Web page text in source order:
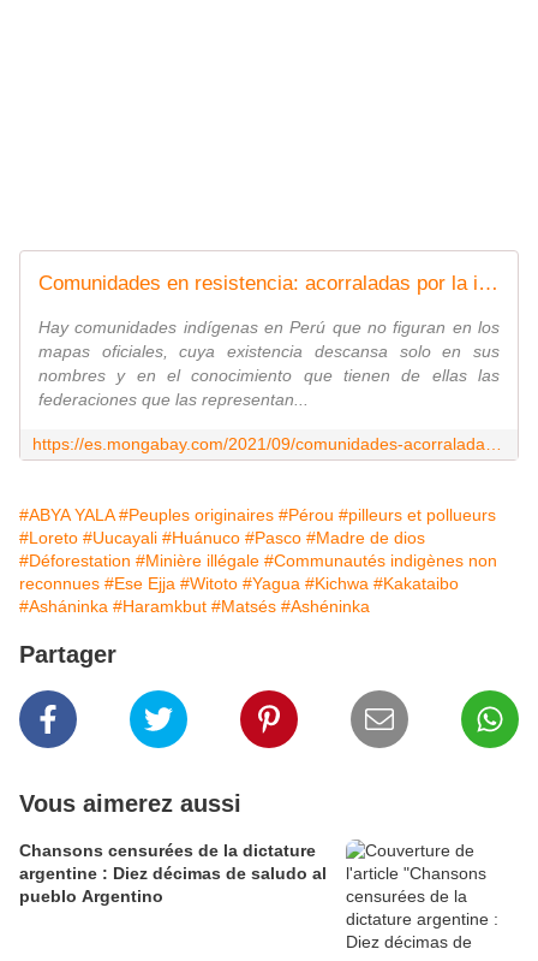
Comunidades en resistencia: acorraladas por la ilegalidad y la violencia en la Amazonía peruana
Hay comunidades indígenas en Perú que no figuran en los
mapas oficiales, cuya existencia descansa solo en sus
nombres y en el conocimiento que tienen de ellas las
federaciones que las representan...
#ABYA YALA #Peuples originaires #Pérou #pilleurs et pollueurs
#Loreto #Uucayali #Huánuco #Pasco #Madre de dios
#Déforestation #Minière illégale #Communautés indigènes non
reconnues #Ese Ejja #Witoto #Yagua #Kichwa #Kakataibo
#Asháninka #Haramkbut #Matsés #Ashéninka
Partager
Vous aimerez aussi
Chansons censurées de la dictature
argentine : Diez décimas de saludo al
pueblo Argentino